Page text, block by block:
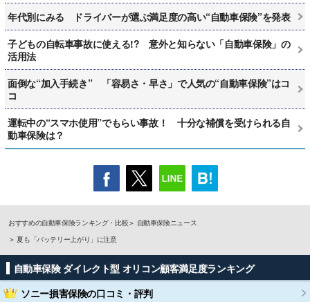
年代別にみる ドライバーが選ぶ満足度の高い“自動車保険”を発表
子どもの自転車事故に使える!? 意外と知らない「自動車保険」の
活用法
面倒な“加入手続き” 「容易さ・早さ」で人気の“自動車保険”はコ
コ
運転中の“スマホ使用”でもらい事故！ 十分な補償を受けられる自
動車保険は？
おすすめの自動車保険ランキング・比較
自動車保険ニュース
夏も「バッテリー上がり」に注意
自動車保険 ダイレクト型 オリコン顧客満足度ランキング
ソニー損害保険の口コミ・評判